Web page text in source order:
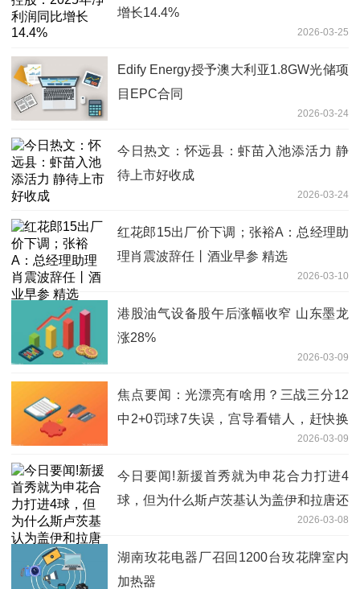
增长14.4%
2026-03-25
Edify Energy授予澳大利亚1.8GW光储项
目EPC合同
2026-03-24
今日热文：怀远县：虾苗入池添活力 静
待上市好收成
2026-03-24
红花郎15出厂价下调；张裕A：总经理助
理肖震波辞任丨酒业早参 精选
2026-03-10
港股油气设备股午后涨幅收窄 山东墨龙
涨28%
2026-03-09
焦点要闻：光漂亮有啥用？三战三分12
中2+0罚球7失误，宫导看错人，赶快换
2026-03-09
今日要闻!新援首秀就为申花合力打进4
球，但为什么斯卢茨基认为盖伊和拉唐还
2026-03-08
湖南玫花电器厂召回1200台玫花牌室内
加热器